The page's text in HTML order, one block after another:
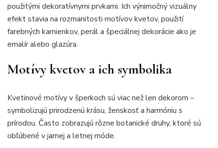
použitými dekoratívnymi prvkami. Ich výnimočný vizuálny
efekt stavia na rozmanitosti motívov kvetov, použití
farebných kamienkov, perál a špeciálnej dekorácie ako je
emalír alebo glazúra.
Motívy kvetov a ich symbolika
Kvetinové motívy v šperkoch sú viac než len dekorom –
symbolizujú prirodzenú krásu, ženskosť a harmóniu s
prírodou. Často zobrazujú rôzne botanické druhy, ktoré sú
obľúbené v jarnej a letnej móde.